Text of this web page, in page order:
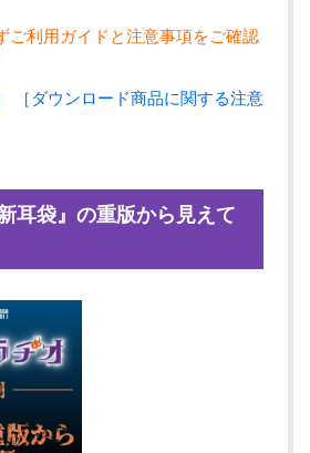
ご利用ガイドと注意事項をご確認
［ダウンロード商品に関する注意
耳袋』の重版から見えて